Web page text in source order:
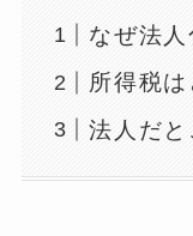
なぜ法
所得税
法人だと